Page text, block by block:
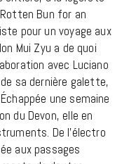
Bun for an
pour un voyage aux
Mui Zyu a de quoi
avec Luciano
sa dernière galette,
une semaine
du Devon, elle en
De l’électro
aux passages